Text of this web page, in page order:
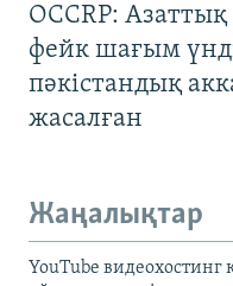
OCCRP:
фейк шағым
пәкістандық
жасалған
Жаңалықтар
YouTube видеохостинг